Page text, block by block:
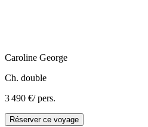
Caroline George
Ch. double
3 490 €/ pers.
Réserver ce voyage